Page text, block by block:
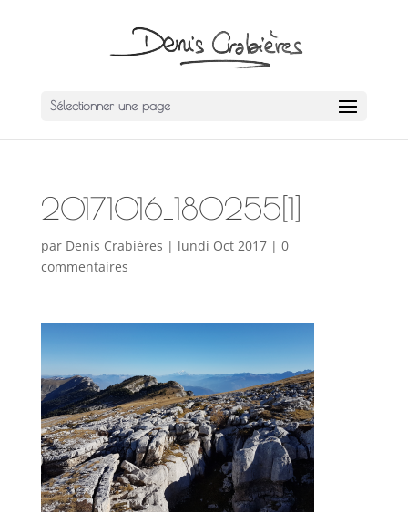
Sélectionner une page
20171016_180255[1]
par Denis Crabières | lundi Oct 2017| 0
commentaires